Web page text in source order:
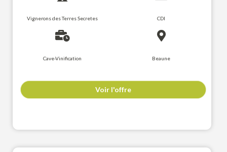
Vignerons des Terres Secretes CDI
Cave-Vinification Beaune
Voir l'offre